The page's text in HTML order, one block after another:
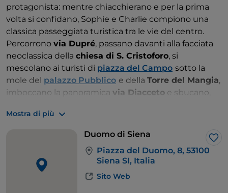
protagonista: mentre chiacchierano e per la prima
volta si confidano, Sophie e Charlie compiono una
classica passeggiata turistica tra le vie del centro.
Percorrono via Dupré, passano davanti alla facciata
neoclassica della chiesa di S. Cristoforo, si
mescolano ai turisti di piazza del Campo sotto la
mole del palazzo Pubblico e della Torre del Mangia,
imboccano la panoramica via Diacceto e sbucano,
dove mangiano un cono gelato seduti a un tavolino.
Con i suoi colori caldi e avvolgenti e con i suoi ritmi
sereni, Siena funziona quasi da balsamo sugli animi
dei due giovani, che mettono da parte le
schermaglie e scoprono di piacersi.
Mostra di più
Duomo di Siena
Piazza del Duomo, 8, 53100
Siena SI, Italia
Sito Web